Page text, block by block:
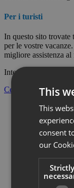
Per i turisti
In questo sito
per le vostre
migliore assistenza
Interpellateci!
Cerca Immobile sulla
This
This
consent
our
Strictly